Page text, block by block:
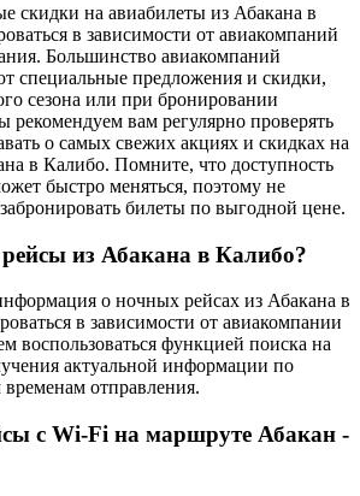
скидки на авиабилеты из Абакана в
в зависимости от авиакомпаний
Большинство авиакомпаний
специальные предложения и скидки,
сезона или при бронировании
рекомендуем вам регулярно проверять
о самых свежих акциях и скидках на
в Калибо. Помните, что доступность
быстро меняться, поэтому не
билеты по выгодной цене.
из Абакана в Калибо?
о ночных рейсах из Абакана в
в зависимости от авиакомпании
воспользоваться функцией поиска на
актуальной информации по
отправления.
с Wi-Fi на маршруте Абакан -